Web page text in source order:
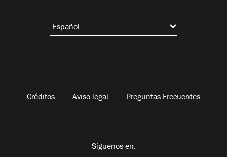
Créditos Aviso legal Preguntas Frecuentes
Síguenos en: